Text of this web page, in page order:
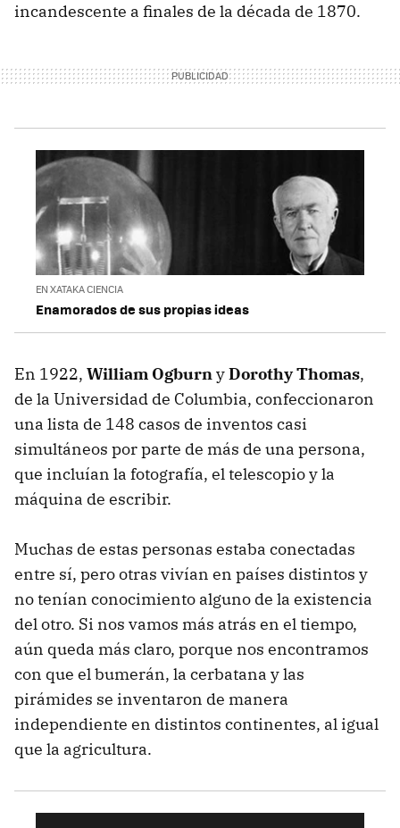
incandescente a finales de la década de 1870.
EN XATAKA CIENCIA
Enamorados de sus propias ideas
En 1922, William OgburnyDorothy Thomas,
de la Universidad de Columbia, confeccionaron
una lista de 148 casos de inventos casi
simultáneos por parte de más de una persona,
que incluían la fotografía, el telescopio y la
máquina de escribir.
Muchas de estas personas estaba conectadas
entre sí, pero otras vivían en países distintos y
no tenían conocimiento alguno de la existencia
del otro. Si nos vamos más atrás en el tiempo,
aún queda más claro, porque nos encontramos
con que el bumerán, la cerbatana y las
pirámides se inventaron de manera
independiente en distintos continentes, al igual
que la agricultura.